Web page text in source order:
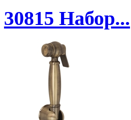
30815 Набор...